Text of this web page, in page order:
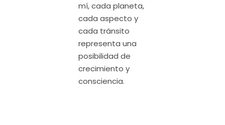
mí, cada planeta,
cada aspecto y
cada tránsito
representa una
posibilidad de
crecimiento y
consciencia.